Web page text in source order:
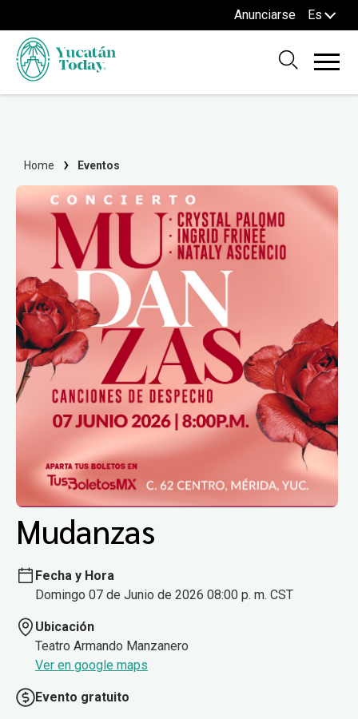
Anunciarse Es
Home Eventos
Mudanzas
Fecha y Hora
Domingo 07 de Junio de 2026 08:00 p. m. CST
Ubicación
Teatro Armando Manzanero
Ver en google maps
Evento gratuito